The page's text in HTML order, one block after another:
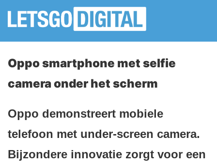
Oppo smartphone met selfie
camera onder het scherm
Oppo demonstreert mobiele
telefoon met under-screen camera.
Bijzondere innovatie zorgt voor een